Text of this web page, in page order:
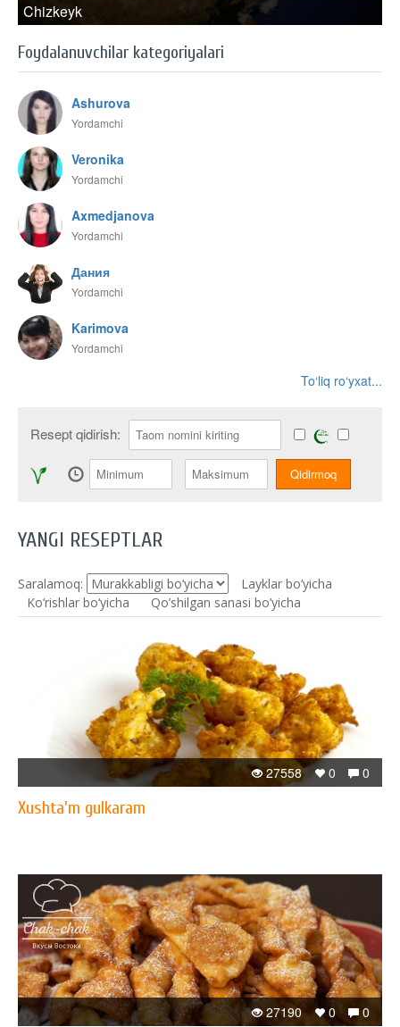
Chizkeyk
Foydalanuvchilar kategoriyalari
Ashurova
Yordamchi
Veronika
Yordamchi
Axmedjanova
Yordamchi
Дания
Yordamchi
Karimova
Yordamchi
To‘liq ro‘yxat...
Resept qidirish:
YANGI RESEPTLAR
Saralamoq:
Layklar bo’yicha
Ko‘rishlar bo‘yicha
Qo’shilgan sanasi bo’yicha
0
0
27558
Xushta'm gulkaram
0
0
27190